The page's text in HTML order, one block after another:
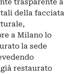
della facciata
a Milano lo
la sede
restaurato